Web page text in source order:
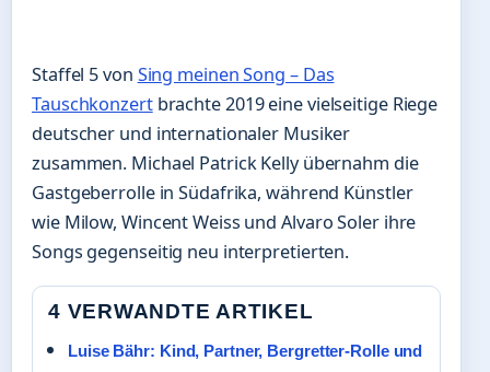
Staffel 5 von Sing meinen Song – Das
Tauschkonzertbrachte 2019 eine vielseitige Riege
deutscher und internationaler Musiker
zusammen. Michael Patrick Kelly übernahm die
Gastgeberrolle in Südafrika, während Künstler
wie Milow, Wincent Weiss und Alvaro Soler ihre
Songs gegenseitig neu interpretierten.
4 VERWANDTE ARTIKEL
Luise Bähr: Kind, Partner, Bergretter-Rolle und